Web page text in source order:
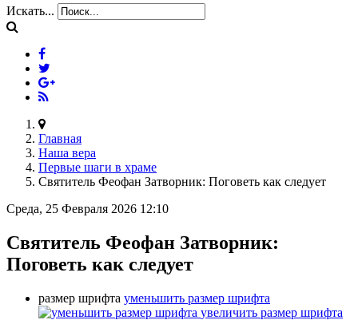
Искать...
Главная
Наша вера
Первые шаги в храме
Святитель Феофан Затворник: Поговеть как следует
Среда, 25 Февраля 2026 12:10
Святитель Феофан Затворник:
Поговеть как следует
размер шрифта уменьшить размер шрифта
увеличить размер шрифта